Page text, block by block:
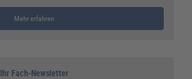
Mehr erfahren
Ihr Fach-Newsletter